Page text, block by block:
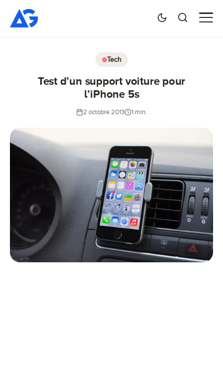
Tech
Test d’un support voiture pour
l’iPhone 5s
2 octobre 2013 1 min.